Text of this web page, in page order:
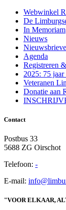
Webwinkel
De
In Memoriam
Nieuws
Agenda
Registreren
2025: 75
Veteranen
Donatie aan
Contact
Postbus 33
5688 ZG Oirschot
Telefoon: -
E-mail:
"VOOR ELKAAR,